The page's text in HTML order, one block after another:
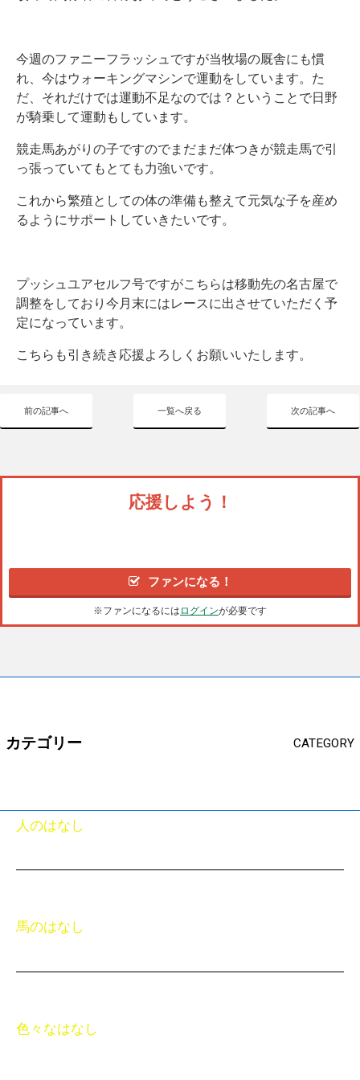
今週のファニーフラッシュですが当牧場の厩舎にも慣
れ、今はウォーキングマシンで運動をしています。た
だ、それだけでは運動不足なのでは？ということで日野
が騎乗して運動もしています。
競走馬あがりの子ですのでまだまだ体つきが競走馬で引
っ張っていてもとても力強いです。
これから繁殖としての体の準備も整えて元気な子を産め
るようにサポートしていきたいです。
プッシュユアセルフ号ですがこちらは移動先の名古屋で
調整をしており今月末にはレースに出させていただく予
定になっています。
こちらも引き続き応援よろしくお願いいたします。
前の記事へ 一覧へ戻る 次の記事へ
応援しよう！
ファンになる！
※ファンになるには ログインが必要です
カテゴリー CATEGORY
人のはなし
馬のはなし
色々なはなし